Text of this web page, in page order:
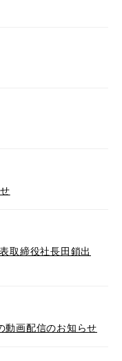
取締役社長田鎖出
動画配信のお知らせ